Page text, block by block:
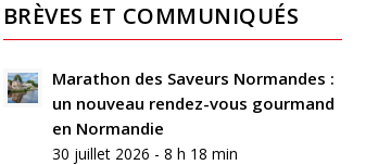
BRÈVES ET COMMUNIQUÉS
Marathon des Saveurs Normandes :
un nouveau rendez-vous gourmand
en Normandie
30 juillet 2026 - 8 h 18 min